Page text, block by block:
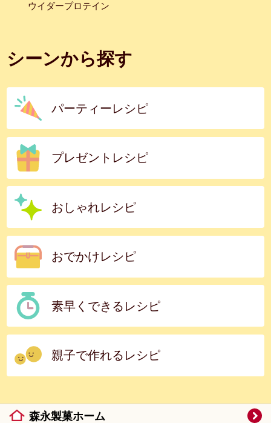
ウイダープロテイン
シーンから探す
パーティーレシピ
プレゼントレシピ
おしゃれレシピ
おでかけレシピ
素早くできるレシピ
親子で作れるレシピ
森永製菓ホーム